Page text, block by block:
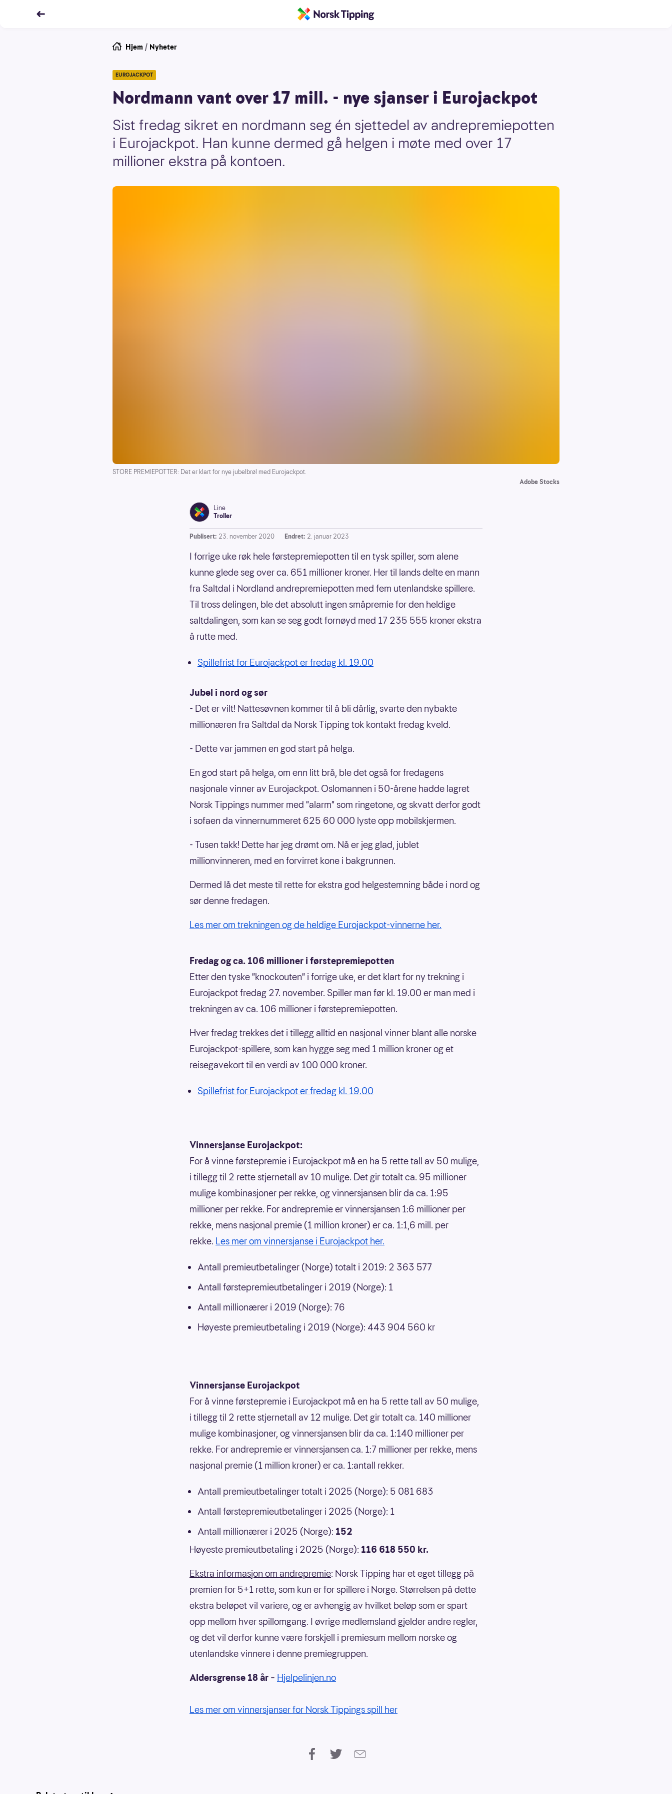
Hjem / Nyheter
EUROJACKPOT
Nordmann vant over 17 mill. - nye sjanser i Eurojackpot
Sist fredag sikret en nordmann seg én sjettedel av andrepremiepotten
i Eurojackpot. Han kunne dermed gå helgen i møte med over 17
millioner ekstra på kontoen.
STORE PREMIEPOTTER: Det er klart for nye jubelbrøl med Eurojackpot.
Adobe Stocks
Line
Troller
Publisert: 23. november 2020 Endret: 2. januar 2023
I forrige uke røk hele førstepremiepotten til en tysk spiller, som alene
kunne glede seg over ca. 651 millioner kroner. Her til lands delte en mann
fra Saltdal i Nordland andrepremiepotten med fem utenlandske spillere.
Til tross delingen, ble det absolutt ingen småpremie for den heldige
saltdalingen, som kan se seg godt fornøyd med 17 235 555 kroner ekstra
å rutte med.
Spillefrist for Eurojackpot er fredag kl. 19.00
Jubel i nord og sør
- Det er vilt! Nattesøvnen kommer til å bli dårlig, svarte den nybakte
millionæren fra Saltdal da Norsk Tipping tok kontakt fredag kveld.
- Dette var jammen en god start på helga.
En god start på helga, om enn litt brå, ble det også for fredagens
nasjonale vinner av Eurojackpot. Oslomannen i 50-årene hadde lagret
Norsk Tippings nummer med "alarm" som ringetone, og skvatt derfor godt
i sofaen da vinnernummeret 625 60 000 lyste opp mobilskjermen.
- Tusen takk! Dette har jeg drømt om. Nå er jeg glad, jublet
millionvinneren, med en forvirret kone i bakgrunnen.
Dermed lå det meste til rette for ekstra god helgestemning både i nord og
sør denne fredagen.
Les mer om trekningen og de heldige Eurojackpot-vinnerne her.
Fredag og ca. 106 millioner i førstepremiepotten
Etter den tyske "knockouten" i forrige uke, er det klart for ny trekning i
Eurojackpot fredag 27. november. Spiller man før kl. 19.00 er man med i
trekningen av ca. 106 millioner i førstepremiepotten.
Hver fredag trekkes det i tillegg alltid en nasjonal vinner blant alle norske
Eurojackpot-spillere, som kan hygge seg med 1 million kroner og et
reisegavekort til en verdi av 100 000 kroner.
Spillefrist for Eurojackpot er fredag kl. 19.00
Vinnersjanse Eurojackpot:
For å vinne førstepremie i Eurojackpot må en ha 5 rette tall av 50 mulige,
i tillegg til 2 rette stjernetall av 10 mulige. Det gir totalt ca. 95 millioner
mulige kombinasjoner per rekke, og vinnersjansen blir da ca. 1:95
millioner per rekke. For andrepremie er vinnersjansen 1:6 millioner per
rekke, mens nasjonal premie (1 million kroner) er ca. 1:1,6 mill. per
rekke. Les mer om vinnersjanse i Eurojackpot her.
Antall premieutbetalinger (Norge) totalt i 2019: 2 363 577
Antall førstepremieutbetalinger i 2019 (Norge): 1
Antall millionærer i 2019 (Norge): 76
Høyeste premieutbetaling i 2019 (Norge): 443 904 560 kr
Vinnersjanse Eurojackpot
For å vinne førstepremie i Eurojackpot må en ha 5 rette tall av 50 mulige,
i tillegg til 2 rette stjernetall av 12 mulige. Det gir totalt ca. 140 millioner
mulige kombinasjoner, og vinnersjansen blir da ca. 1:140 millioner per
rekke. For andrepremie er vinnersjansen ca. 1:7 millioner per rekke, mens
nasjonal premie (1 million kroner) er ca. 1:antall rekker.
Antall premieutbetalinger totalt i 2025 (Norge): 5 081 683
Antall førstepremieutbetalinger i 2025 (Norge): 1
Antall millionærer i 2025 (Norge): 152
Høyeste premieutbetaling i 2025 (Norge): 116 618 550 kr.
Ekstra informasjon om andrepremie: Norsk Tipping har et eget tillegg på
premien for 5+1 rette, som kun er for spillere i Norge. Størrelsen på dette
ekstra beløpet vil variere, og er avhengig av hvilket beløp som er spart
opp mellom hver spillomgang. I øvrige medlemsland gjelder andre regler,
og det vil derfor kunne være forskjell i premiesum mellom norske og
utenlandske vinnere i denne premiegruppen.
Aldersgrense 18 år – Hjelpelinjen.no
Les mer om vinnersjanser for Norsk Tippings spill her